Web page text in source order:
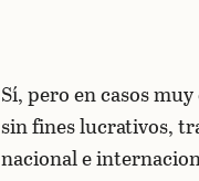
Sí, pero en casos
sin fines lucrativos,
nacional e